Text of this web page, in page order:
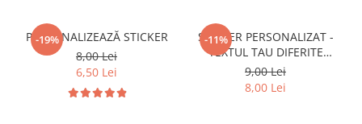
STICKERE PERSONALIZATE
PRODUSE PERSONALIZATE FIRME
CARTI DE VIZITA
ECHIPAMENT DE LUCRU
-19%
PERSONALIZEAZĂ STICKER
8,00 Lei
6,50 Lei
-11%
STICKER PERSONALIZAT -
TEXTUL TAU DIFERITE
FONTURI
9,00 Lei
8,00 Lei